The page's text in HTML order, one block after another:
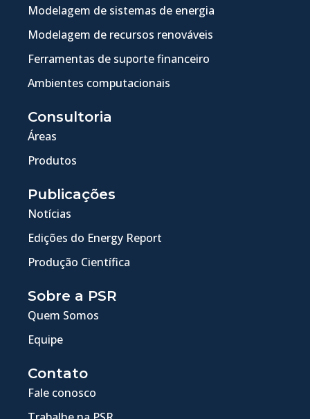
Modelagem de sistemas de energia
Modelagem de recursos renováveis
Ferramentas de suporte financeiro
Ambientes computacionais
Consultoria
Áreas
Produtos
Publicações
Notícias
Edições do Energy Report
Produção Científica
Sobre a PSR
Quem Somos
Equipe
Contato
Fale conosco